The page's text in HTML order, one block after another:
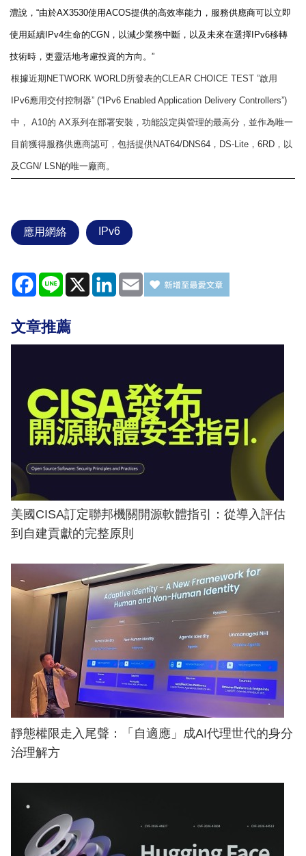
澧說，“由於AX3530使用ACOS提供的高效率能力，服務供應商可以立即
使用延續 IPv4生命的CGN ， 以減少業務中斷，以及未來在選擇 IPv6移轉
技術時 ，更靈活地考慮投資的方向。”
根據近期 NETWORK WORLD所發表的CLEAR CHOICE TEST ”啟用
IPv6應用交付控制器” (“IPv6 Enabled Application Delivery Controllers”)
中 ， A10的 AX系列在部署安裝 ，功能設定與管理的最高分，並作為唯一
目前獲得服務供應商認可，包括提供NAT64/DNS64， DS-Lite， 6RD，以
及CGN/ LSN的唯一廠商。
應用網絡 IPv6
Facebook
Line X LinkedIn
Email
文章推薦
美國CISA訂定聯邦機關開源軟體指引：從導入評估
到自建貢獻的完整原則
靜態權限走入尾聲：「自適應」成AI代理世代的身分
治理解方